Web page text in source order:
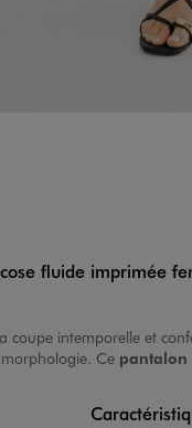
fluide imprimée
coupe intemporelle et
Ce